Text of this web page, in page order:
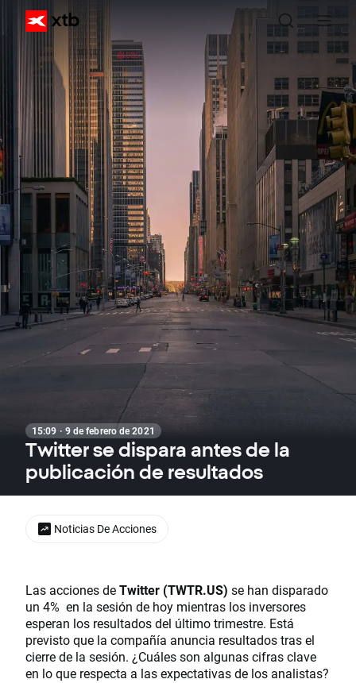
15:09 · 9 de febrero de 2021
Twitter se dispara antes de la
publicación de resultados
Las acciones deTwitter (TWTR.US) se han disparado
un 4% en la sesión de hoy mientras los inversores
esperan los resultados del último trimestre. Está
previsto que la compañía anuncia resultados tras el
cierre de la sesión. ¿Cuáles son algunas cifras clave
en lo que respecta a las expectativas de los analistas?
Noticias De Acciones